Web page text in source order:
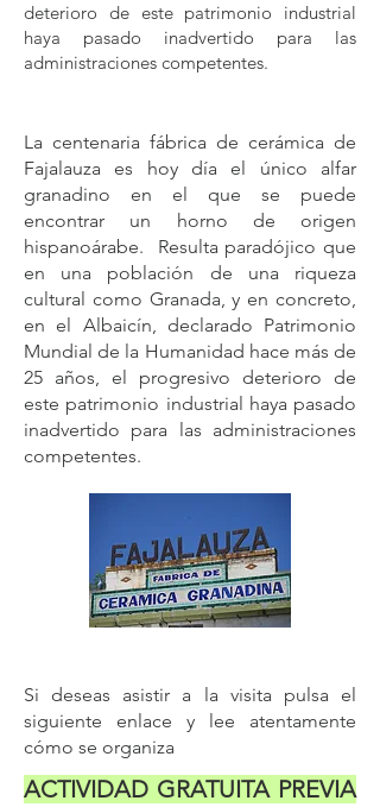
deterioro de este patrimonio industrial
haya pasado inadvertido para las
administraciones competentes.
La centenaria fábrica de cerámica de
Fajalauza es hoy día el único alfar
granadino en el que se puede
encontrar un horno de origen
hispanoárabe. Resulta paradójico que
en una población de una riqueza
cultural como Granada, y en concreto,
en el Albaicín, declarado Patrimonio
Mundial de la Humanidad hace más de
25 años, el progresivo deterioro de
este patrimonio industrial haya pasado
inadvertido para las administraciones
competentes.
Si deseas asistir a la visita pulsa el
siguiente enlace y lee atentamente
cómo se organiza
ACTIVIDAD GRATUITA PREVIA